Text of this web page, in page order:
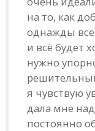
на то, как
однажды всё
и всё будет
нужно
я чувствую
дала мне
постоянно